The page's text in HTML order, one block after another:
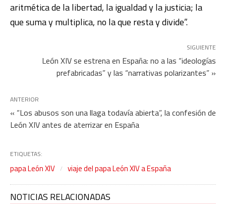
aritmética de la libertad, la igualdad y la justicia; la
que suma y multiplica, no la que resta y divide”.
SIGUIENTE
León XIV se estrena en España: no a las “ideologías
prefabricadas” y las “narrativas polarizantes” »
ANTERIOR
« “Los abusos son una llaga todavía abierta”, la confesión de
León XIV antes de aterrizar en España
ETIQUETAS:
papa León XIV viaje del papa León XIV a España
NOTICIAS RELACIONADAS